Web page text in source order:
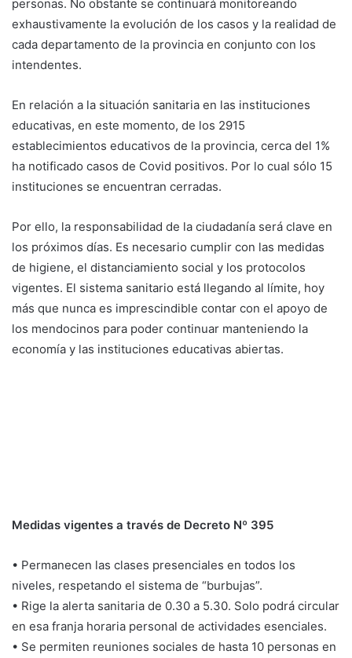
personas. No obstante se continuará monitoreando
exhaustivamente la evolución de los casos y la realidad de
cada departamento de la provincia en conjunto con los
intendentes.
En relación a la situación sanitaria en las instituciones
educativas, en este momento, de los 2915
establecimientos educativos de la provincia, cerca del 1%
ha notificado casos de Covid positivos. Por lo cual sólo 15
instituciones se encuentran cerradas.
Por ello, la responsabilidad de la ciudadanía será clave en
los próximos días. Es necesario cumplir con las medidas
de higiene, el distanciamiento social y los protocolos
vigentes. El sistema sanitario está llegando al límite, hoy
más que nunca es imprescindible contar con el apoyo de
los mendocinos para poder continuar manteniendo la
economía y las instituciones educativas abiertas.
Medidas vigentes a través de Decreto Nº 395
• Permanecen las clases presenciales en todos los
niveles, respetando el sistema de “burbujas”.
• Rige la alerta sanitaria de 0.30 a 5.30. Solo podrá circular
en esa franja horaria personal de actividades esenciales.
• Se permiten reuniones sociales de hasta 10 personas en